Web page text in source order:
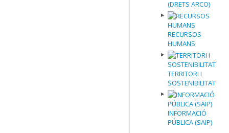
(DRETS ARCO)
RECURSOS
HUMANS
TERRITORI I
SOSTENIBILITAT
INFORMACIÓ
PÚBLICA (SAIP)